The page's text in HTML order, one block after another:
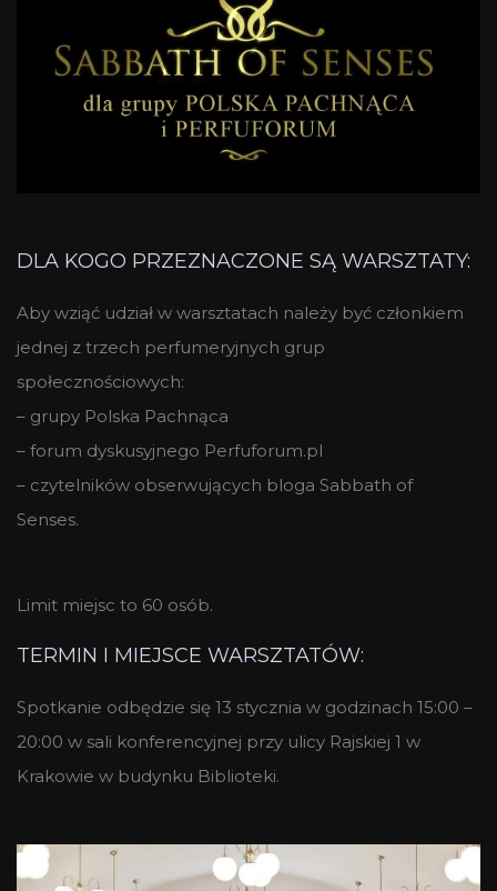
DLA KOGO PRZEZNACZONE SĄ WARSZTATY:
Aby wziąć udział w warsztatach należy być członkiem
jednej z trzech perfumeryjnych grup
społecznościowych:
– grupy Polska Pachnąca
– forum dyskusyjnego Perfuforum.pl
– czytelników obserwujących bloga Sabbath of
Senses.
Limit miejsc to 60 osób.
TERMIN I MIEJSCE WARSZTATÓW:
Spotkanie odbędzie się 13 stycznia w godzinach 15:00 –
20:00 w sali konferencyjnej przy ulicy Rajskiej 1 w
Krakowie w budynku Biblioteki.